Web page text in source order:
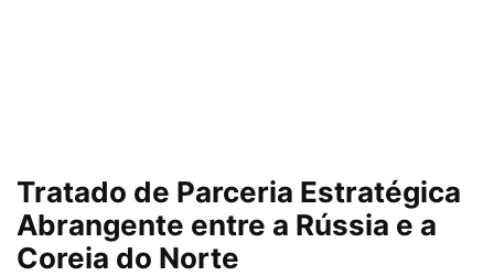
Tratado de Parceria Estratégica
Abrangente entre a Rússia e a
Coreia do Norte